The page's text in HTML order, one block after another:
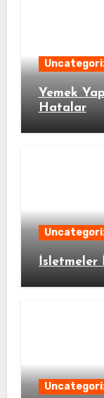
Yemek
Hatalar